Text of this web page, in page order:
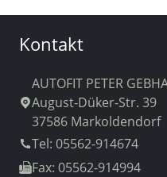
Kontakt
AUTOFIT PETER
August-Düker-Str. 39
37586 Markoldendorf
Tel: 05562-914674
Fax: 05562-914994